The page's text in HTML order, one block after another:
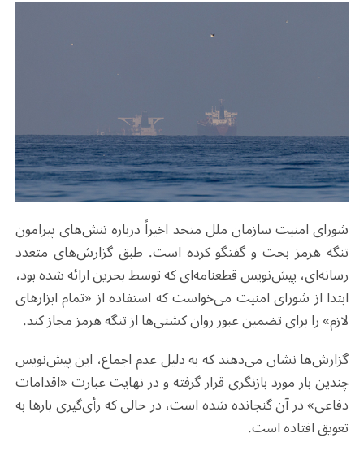
شورای امنیت سازمان ملل متحد اخیراً درباره تنش‌های پیرامون
تنگه هرمز بحث و گفتگو کرده است. طبق گزارش‌های متعدد
رسانه‌ای، پیش‌نویس قطعنامه‌ای که توسط بحرین ارائه شده بود،
ابتدا از شورای امنیت می‌خواست که استفاده از «تمام ابزارهای
لازم» را برای تضمین عبور روان کشتی‌ها از تنگه هرمز مجاز کند.
گزارش‌ها نشان می‌دهند که به دلیل عدم اجماع، این پیش‌نویس
چندین بار مورد بازنگری قرار گرفته و در نهایت عبارت «اقدامات
دفاعی» در آن گنجانده شده است، در حالی که رأی‌گیری بارها به
تعویق افتاده است.